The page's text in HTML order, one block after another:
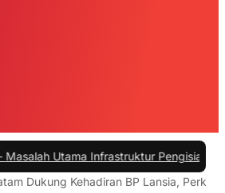
Infrastruktur Pengisian Daya untuk
Dukung Kehadiran BP Lansia,